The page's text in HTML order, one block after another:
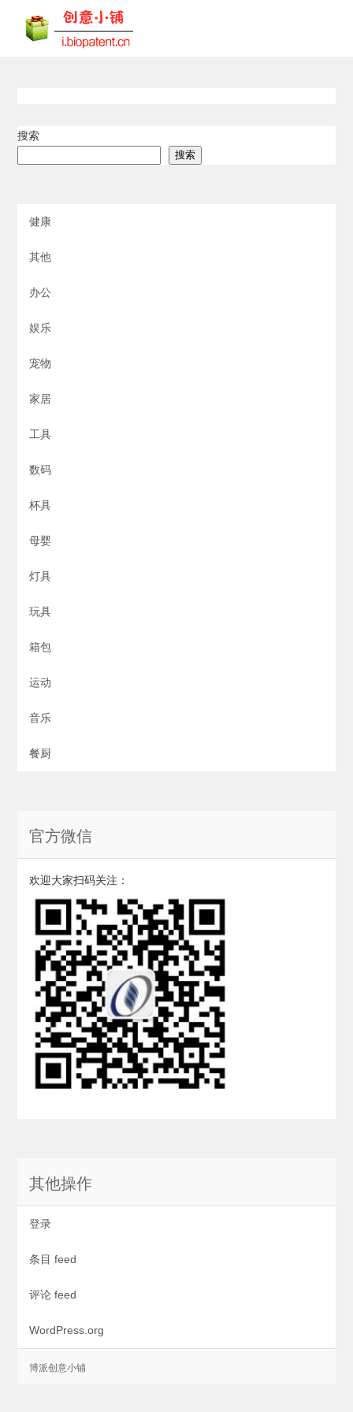
搜索
搜索
健康
其他
办公
娱乐
宠物
家居
工具
数码
杯具
母婴
灯具
玩具
箱包
运动
音乐
餐厨
官方微信
欢迎大家扫码关注：
其他操作
登录
条目 feed
评论 feed
WordPress.org